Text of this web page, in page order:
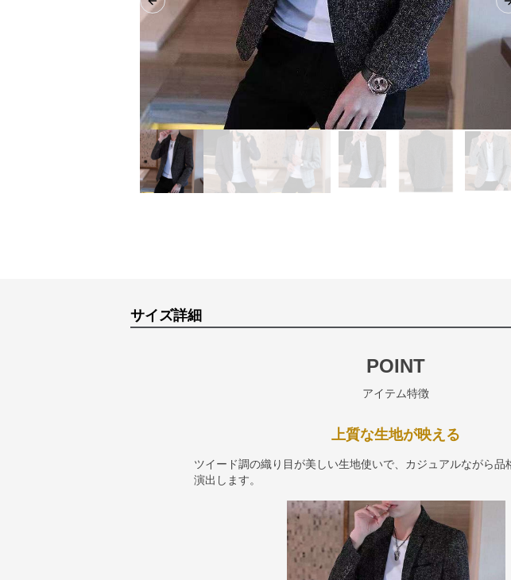
Previous slide
サイズ詳細
POINT
アイテム特徴
上質な生地が映える
ツイード調の織り目が美しい生地使いで、カジュアルながら品
演出します。